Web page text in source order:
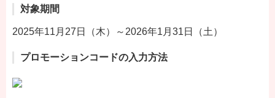
対象期間
2025年11月27日（木）～2026年1月31日（土）
プロモーションコードの入力方法